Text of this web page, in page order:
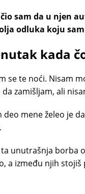
sam da u njen
odluka koju
kada
se te noći. Nisam
da zamišljam, ali
deo mene želeo je
ta unutrašnja borba
a između njih